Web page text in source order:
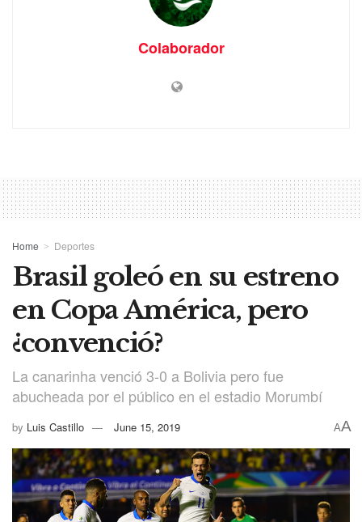
Colaborador
Home Deportes
Brasil goleó en su estreno
en Copa América, pero
¿convenció?
La canarinha venció 3-0 a Bolivia pero fue
abucheada por el público en el estadio Morumbí
by Luis Castillo June 15, 2019 AA